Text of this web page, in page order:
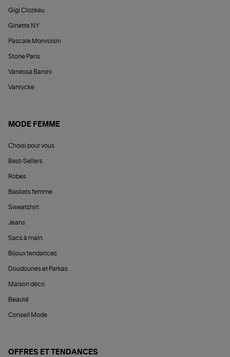
Gigi Clozeau
Ginette NY
Pascale Monvoisin
Stone Paris
Vanessa Baroni
Vanrycke
MODE FEMME
Choisi pour vous
Best-Sellers
Robes
Baskets femme
Sweatshirt
Jeans
Sacs à main
Bijoux tendances
Doudounes et Parkas
Maison déco
Beauté
Conseil Mode
OFFRES ET TENDANCES